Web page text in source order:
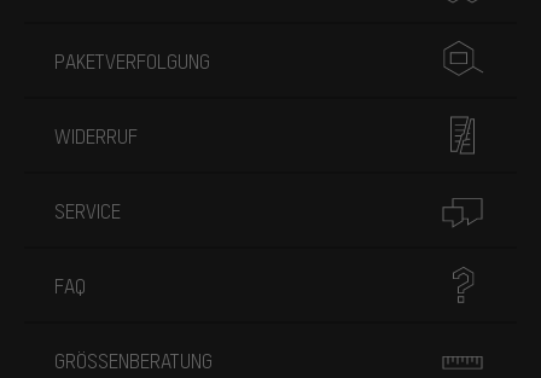
PAKETVERFOLGUNG
WIDERRUF
SERVICE
FAQ
GRÖSSENBERATUNG